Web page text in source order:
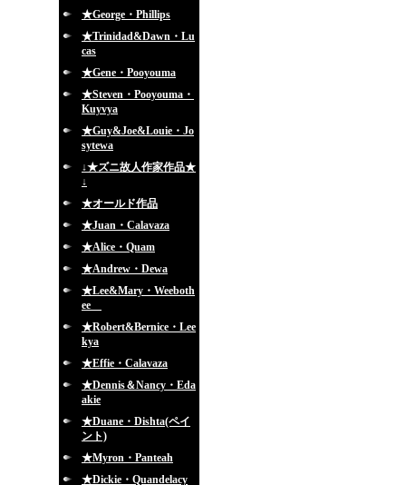
★George・Phillips
★Trinidad&Dawn・Lu
cas
★Gene・Pooyouma
★Steven・Pooyouma・
Kuyvya
★Guy&Joe&Louie・Jo
sytewa
↓★ズニ故人作家作品★
↓
★オールド作品
★Juan・Calavaza
★Alice・Quam
★Andrew・Dewa
★Lee&Mary・Weeboth
ee
★Robert&Bernice・Lee
kya
★Effie・Calavaza
★Dennis＆Nancy・Eda
akie
★Duane・Dishta(ペイ
ント)
★Myron・Panteah
★Dickie・Quandelacy